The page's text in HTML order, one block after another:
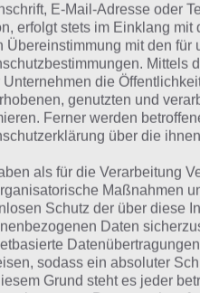
Rätsel:Zur Lösung
aus dem Jahr 2023:
war
Übersicht:4 Bilder 1
E-Mail-Adresse oder
erfolgt stets im Einklang
Übereinstimmung mit den
Mittels
Unternehmen die
genutzten und
Ferner werden
über die
als für die Verarbeitung
Maßnahmen
Schutz der über diese
Daten
sodass ein absoluter
Grund steht es jeder